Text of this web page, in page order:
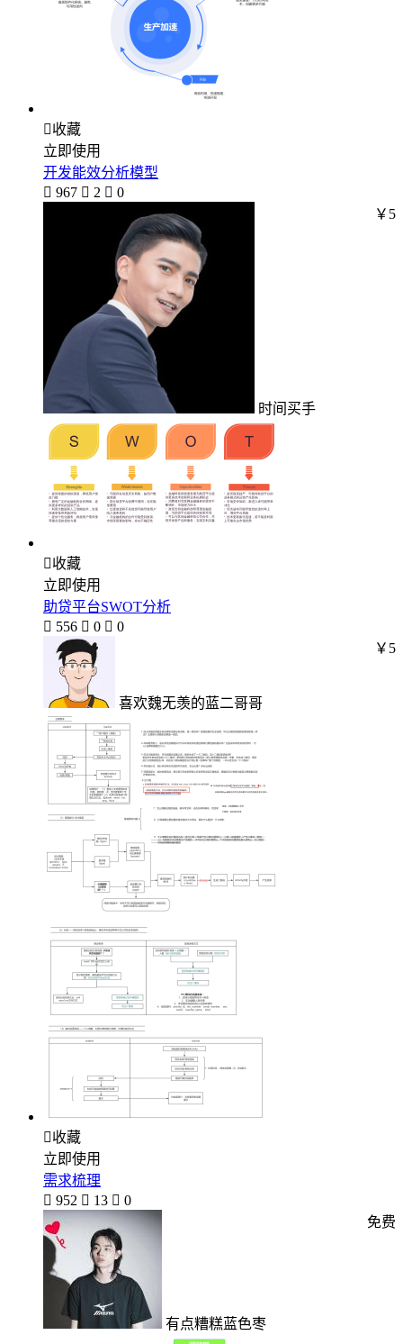
收藏
立即使用
开发能效分析模型
 967  2  0
时间买手
￥5
收藏
立即使用
助贷平台SWOT分析
 556  0  0
喜欢魏无羡的蓝二哥哥
￥5
收藏
立即使用
需求梳理
 952  13  0
有点糟糕蓝色枣
免费